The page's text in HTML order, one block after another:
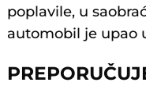
poplavile, u
automobil je upao